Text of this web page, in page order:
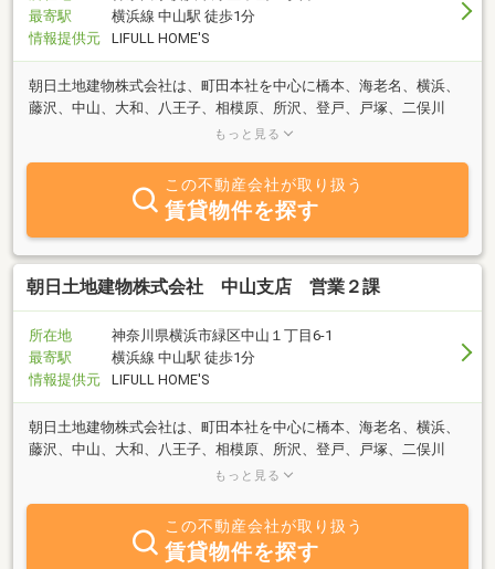
最寄駅
横浜線 中山駅 徒歩1分
情報提供元
LIFULL HOME'S
朝日土地建物株式会社は、町田本社を中心に橋本、海老名、横浜、
藤沢、中山、大和、八王子、相模原、所沢、登戸、戸塚、二俣川
で、不動産の仲介業に特化した仕事をして、お陰様で創業41年とな
もっと見る
この不動産会社が取り扱う
賃貸物件を探す
朝日土地建物株式会社 中山支店 営業２課
所在地
神奈川県横浜市緑区中山１丁目6-1
最寄駅
横浜線 中山駅 徒歩1分
情報提供元
LIFULL HOME'S
朝日土地建物株式会社は、町田本社を中心に橋本、海老名、横浜、
藤沢、中山、大和、八王子、相模原、所沢、登戸、戸塚、二俣川
で、不動産の仲介業に特化した仕事をして、お陰様で創業41年とな
もっと見る
この不動産会社が取り扱う
賃貸物件を探す